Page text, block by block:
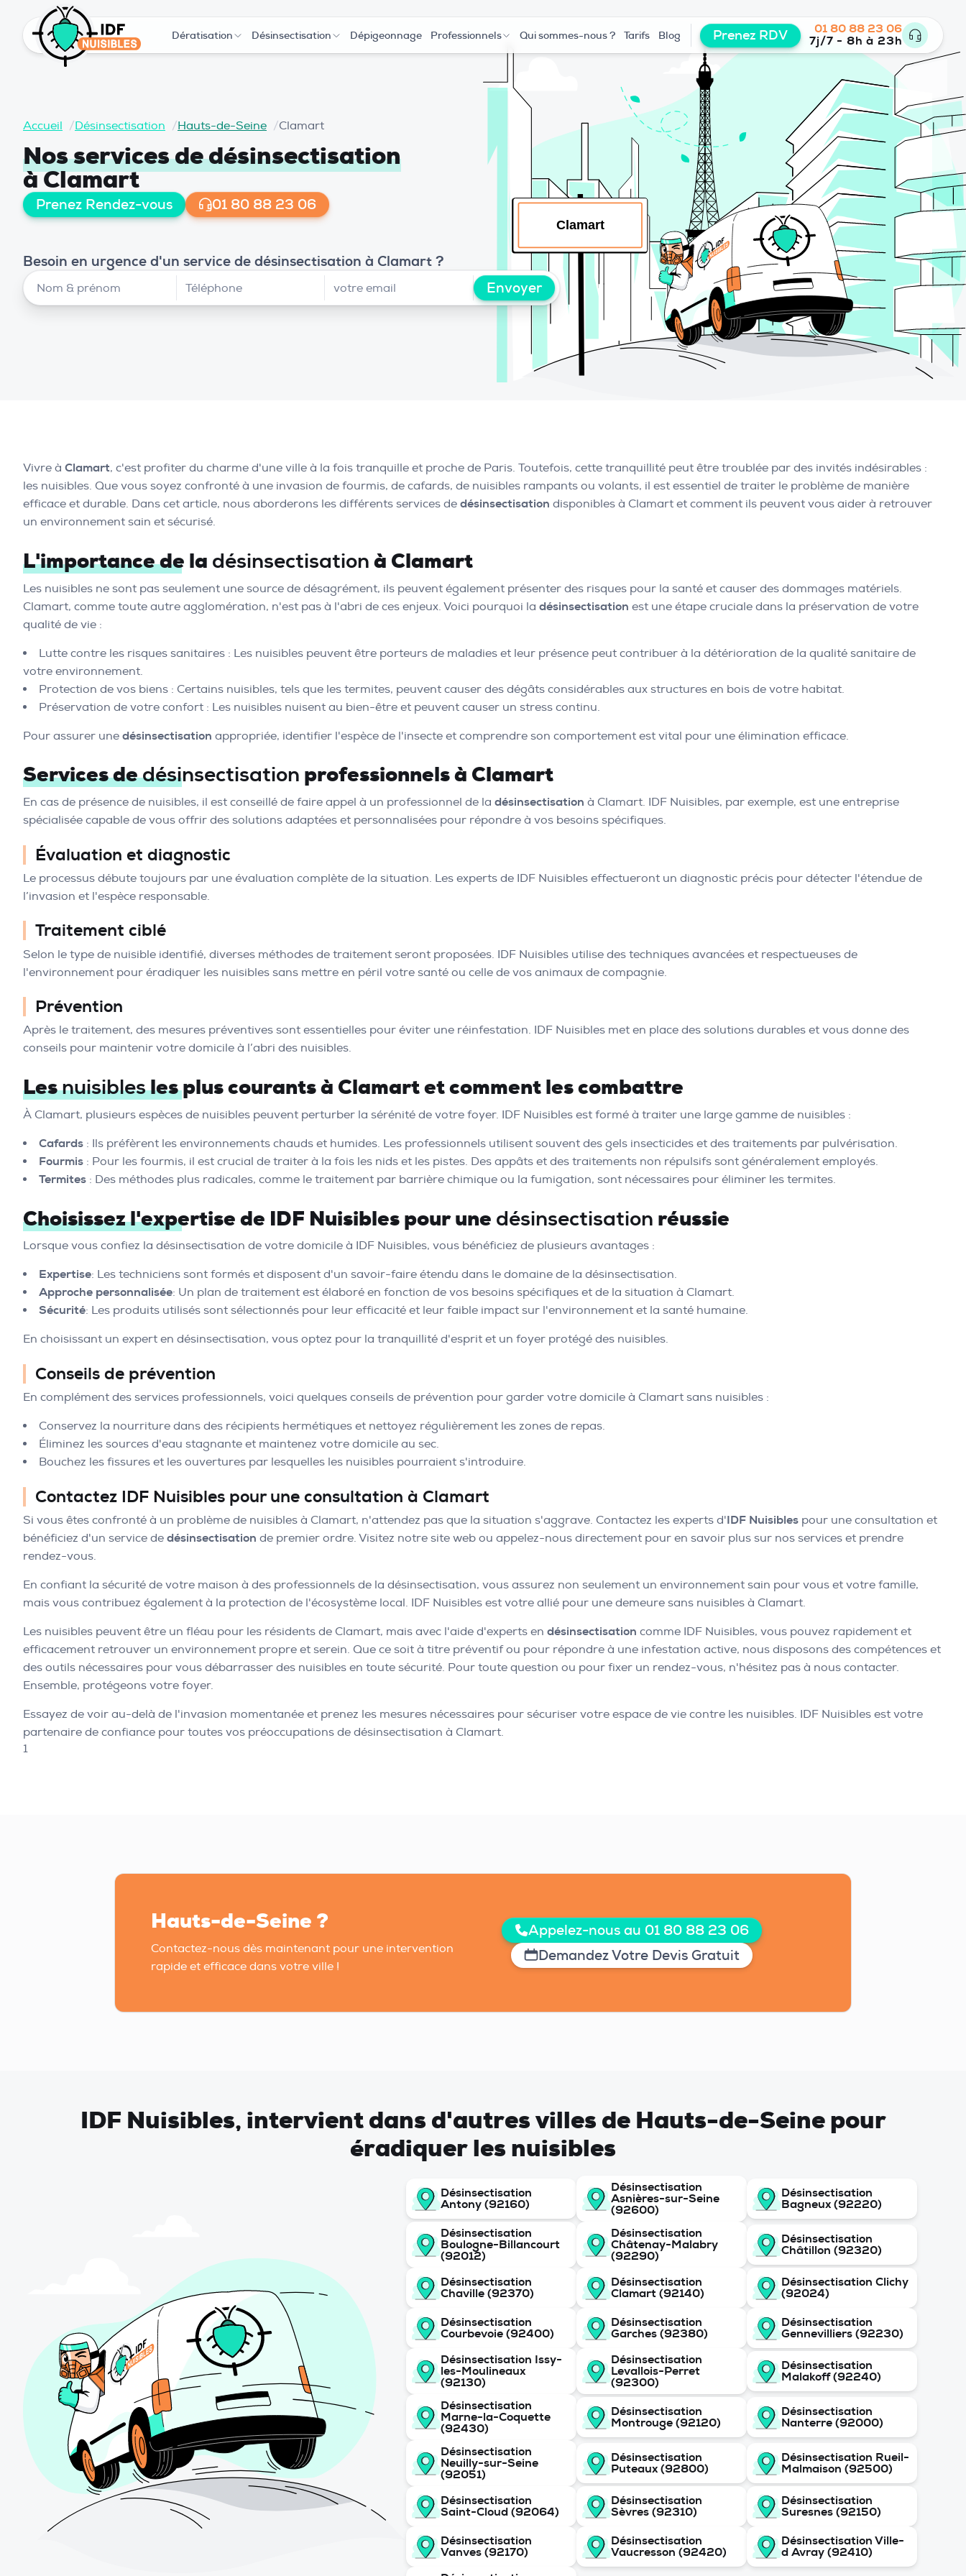
Dératisation Désinsectisation Dépigeonnage Professionnels Qui sommes-nous ? Tarifs Blog Prenez RDV
01 80 88 23 06
7j/7 - 8h à 23h
Accueil /Désinsectisation /Hauts-de-Seine /Clamart
Nos services de désinsectisation
à Clamart
Prenez Rendez-vous 01 80 88 23 06
Besoin en urgence d'un service de désinsectisation à Clamart ?
Envoyer
Vivre à Clamart, c'est profiter du charme d'une ville à la fois tranquille et proche de Paris. Toutefois, cette tranquillité peut être troublée par des invités indésirables :
les nuisibles. Que vous soyez confronté à une invasion de fourmis, de cafards, de nuisibles rampants ou volants, il est essentiel de traiter le problème de manière
efficace et durable. Dans cet article, nous aborderons les différents services de désinsectisation disponibles à Clamart et comment ils peuvent vous aider à retrouver
un environnement sain et sécurisé.
L'importance de la désinsectisation à Clamart
Les nuisibles ne sont pas seulement une source de désagrément, ils peuvent également présenter des risques pour la santé et causer des dommages matériels.
Clamart, comme toute autre agglomération, n'est pas à l'abri de ces enjeux. Voici pourquoi la désinsectisation est une étape cruciale dans la préservation de votre
qualité de vie :
Lutte contre les risques sanitaires : Les nuisibles peuvent être porteurs de maladies et leur présence peut contribuer à la détérioration de la qualité sanitaire de
votre environnement.
Protection de vos biens : Certains nuisibles, tels que les termites, peuvent causer des dégâts considérables aux structures en bois de votre habitat.
Préservation de votre confort : Les nuisibles nuisent au bien-être et peuvent causer un stress continu.
Pour assurer une désinsectisation appropriée, identifier l'espèce de l'insecte et comprendre son comportement est vital pour une élimination efficace.
Services dedésinsectisation professionnels à Clamart
En cas de présence de nuisibles, il est conseillé de faire appel à un professionnel de la désinsectisation à Clamart. IDF Nuisibles, par exemple, est une entreprise
spécialisée capable de vous offrir des solutions adaptées et personnalisées pour répondre à vos besoins spécifiques.
Évaluation et diagnostic
Le processus débute toujours par une évaluation complète de la situation. Les experts de IDF Nuisibles effectueront un diagnostic précis pour détecter l'étendue de
l’invasion et l'espèce responsable.
Traitement ciblé
Selon le type de nuisible identifié, diverses méthodes de traitement seront proposées. IDF Nuisibles utilise des techniques avancées et respectueuses de
l'environnement pour éradiquer les nuisibles sans mettre en péril votre santé ou celle de vos animaux de compagnie.
Prévention
Après le traitement, des mesures préventives sont essentielles pour éviter une réinfestation. IDF Nuisibles met en place des solutions durables et vous donne des
conseils pour maintenir votre domicile à l’abri des nuisibles.
Lesnuisiblesles plus courants à Clamart et comment les combattre
À Clamart, plusieurs espèces de nuisibles peuvent perturber la sérénité de votre foyer. IDF Nuisibles est formé à traiter une large gamme de nuisibles :
Cafards : Ils préfèrent les environnements chauds et humides. Les professionnels utilisent souvent des gels insecticides et des traitements par pulvérisation.
Fourmis : Pour les fourmis, il est crucial de traiter à la fois les nids et les pistes. Des appâts et des traitements non répulsifs sont généralement employés.
Termites : Des méthodes plus radicales, comme le traitement par barrière chimique ou la fumigation, sont nécessaires pour éliminer les termites.
Choisissez l'expertise de IDF Nuisibles pour une désinsectisation réussie
Lorsque vous confiez la désinsectisation de votre domicile à IDF Nuisibles, vous bénéficiez de plusieurs avantages :
Expertise: Les techniciens sont formés et disposent d'un savoir-faire étendu dans le domaine de la désinsectisation.
Approche personnalisée: Un plan de traitement est élaboré en fonction de vos besoins spécifiques et de la situation à Clamart.
Sécurité: Les produits utilisés sont sélectionnés pour leur efficacité et leur faible impact sur l'environnement et la santé humaine.
En choisissant un expert en désinsectisation, vous optez pour la tranquillité d'esprit et un foyer protégé des nuisibles.
Conseils de prévention
En complément des services professionnels, voici quelques conseils de prévention pour garder votre domicile à Clamart sans nuisibles :
Conservez la nourriture dans des récipients hermétiques et nettoyez régulièrement les zones de repas.
Éliminez les sources d'eau stagnante et maintenez votre domicile au sec.
Bouchez les fissures et les ouvertures par lesquelles les nuisibles pourraient s'introduire.
Contactez IDF Nuisibles pour une consultation à Clamart
Si vous êtes confronté à un problème de nuisibles à Clamart, n'attendez pas que la situation s'aggrave. Contactez les experts d'IDF Nuisibles pour une consultation et
bénéficiez d'un service de désinsectisation de premier ordre. Visitez notre site web ou appelez-nous directement pour en savoir plus sur nos services et prendre
rendez-vous.
En confiant la sécurité de votre maison à des professionnels de la désinsectisation, vous assurez non seulement un environnement sain pour vous et votre famille,
mais vous contribuez également à la protection de l'écosystème local. IDF Nuisibles est votre allié pour une demeure sans nuisibles à Clamart.
Les nuisibles peuvent être un fléau pour les résidents de Clamart, mais avec l'aide d'experts en désinsectisation comme IDF Nuisibles, vous pouvez rapidement et
efficacement retrouver un environnement propre et serein. Que ce soit à titre préventif ou pour répondre à une infestation active, nous disposons des compétences et
des outils nécessaires pour vous débarrasser des nuisibles en toute sécurité. Pour toute question ou pour fixer un rendez-vous, n'hésitez pas à nous contacter.
Ensemble, protégeons votre foyer.
Essayez de voir au-delà de l'invasion momentanée et prenez les mesures nécessaires pour sécuriser votre espace de vie contre les nuisibles. IDF Nuisibles est votre
partenaire de confiance pour toutes vos préoccupations de désinsectisation à Clamart.
1
Hauts-de-Seine ?
Contactez-nous dès maintenant pour une intervention
rapide et efficace dans votre ville !
Appelez-nous au 01 80 88 23 06
Demandez Votre Devis Gratuit
IDF Nuisibles, intervient dans d'autres villes de Hauts-de-Seine pour
éradiquer les nuisibles
Désinsectisation
Antony (92160)
Désinsectisation
Asnières-sur-Seine
(92600)
Désinsectisation
Bagneux (92220)
Désinsectisation
Boulogne-Billancourt
(92012)
Désinsectisation
Châtenay-Malabry
(92290)
Désinsectisation
Châtillon (92320)
Désinsectisation
Chaville (92370)
Désinsectisation
Clamart (92140)
Désinsectisation Clichy
(92024)
Désinsectisation
Courbevoie (92400)
Désinsectisation
Garches (92380)
Désinsectisation
Gennevilliers (92230)
Désinsectisation Issy-
les-Moulineaux
(92130)
Désinsectisation
Levallois-Perret
(92300)
Désinsectisation
Malakoff (92240)
Désinsectisation
Marne-la-Coquette
(92430)
Désinsectisation
Montrouge (92120)
Désinsectisation
Nanterre (92000)
Désinsectisation
Neuilly-sur-Seine
(92051)
Désinsectisation
Puteaux (92800)
Désinsectisation Rueil-
Malmaison (92500)
Désinsectisation
Saint-Cloud (92064)
Désinsectisation
Sèvres (92310)
Désinsectisation
Suresnes (92150)
Désinsectisation
Vanves (92170)
Désinsectisation
Vaucresson (92420)
Désinsectisation Ville-
d Avray (92410)